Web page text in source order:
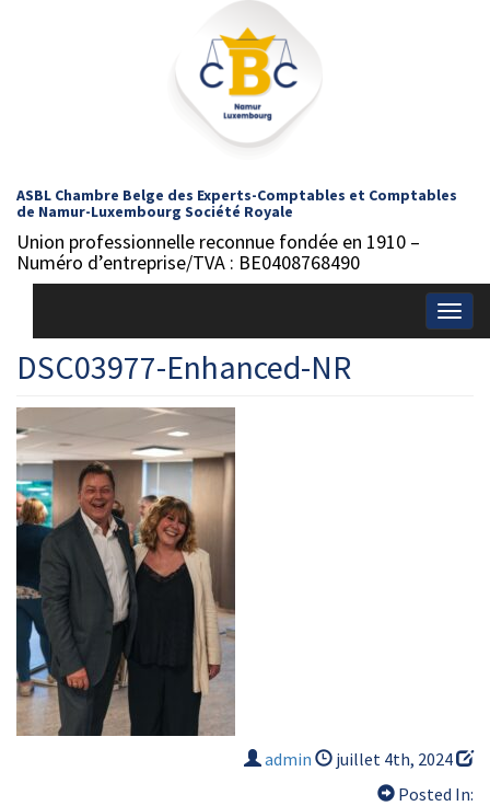
ASBL Chambre Belge des Experts-Comptables et Comptables
de Namur-Luxembourg Société Royale
Union professionnelle reconnue fondée en 1910 –
Numéro d’entreprise/TVA : BE0408768490
DSC03977-Enhanced-NR
admin
juillet 4th, 2024
Posted In: